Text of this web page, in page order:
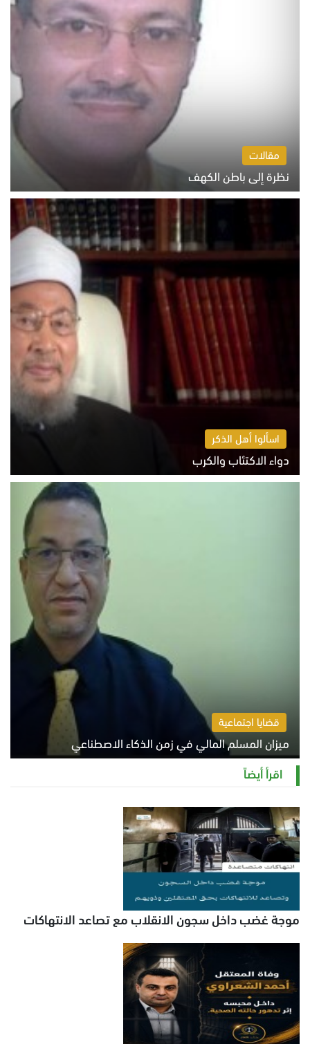
مقالات
نظرة إلى باطن الكهف
السبت 8 أغسطس 2026 11:04 ص
اسألوا أهل الذكر
دواء الاكتئاب والكرب
السبت 8 أغسطس 2026 10:54 ص
قضايا اجتماعية
ميزان المسلم المالي في زمن الذكاء الاصطناعي
السبت 8 أغسطس 2026 11:21 ص
اقرأ أيضاً
موجة غضب داخل سجون الانقلاب مع تصاعد الانتهاكات